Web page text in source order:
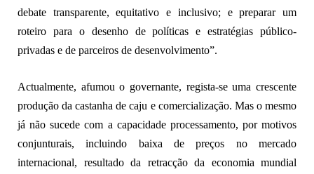
debate transparente, equitativo e inclusivo; e preparar um
roteiro para o desenho de políticas e estratégias público-
privadas e de parceiros de desenvolvimento”.
Actualmente, afumou o governante, regista-se uma crescente
produção da castanha de caju e comercialização. Mas o mesmo
já não sucede com a capacidade processamento, por motivos
conjunturais, incluindo baixa de preços no mercado
internacional, resultado da retracção da economia mundial